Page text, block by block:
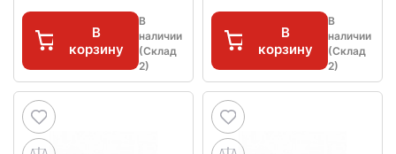
В
корзину
В
наличии
(Склад
2)
В
корзину
В
наличии
(Склад
2)